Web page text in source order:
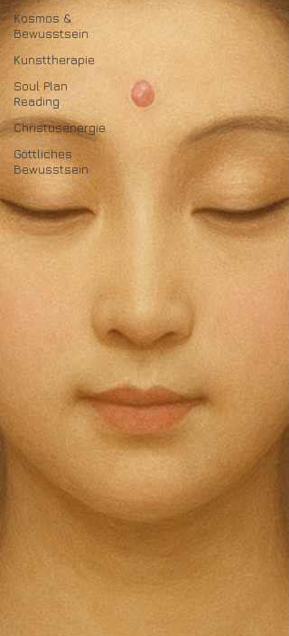
Kosmos &
Bewusstsein
Kunsttherapie
Soul Plan
Reading
Christusenergie
Göttliches
Bewusstsein